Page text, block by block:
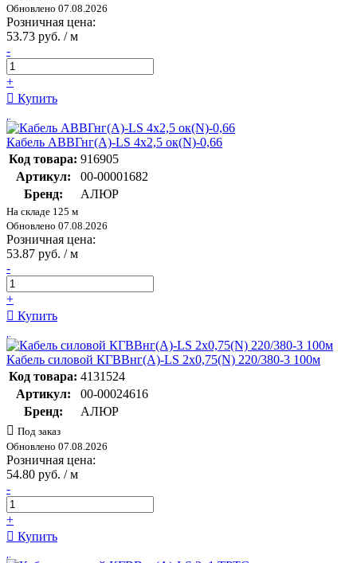
Обновлено 07.08.2026
Розничная цена:
53.73 руб. / м
-
+
Купить
Кабель АВВГнг(А)-LS 4х2,5 ок(N)-0,66
Код товара: 916905
Артикул:
00-00001682
Бренд:
АЛЮР
На складе 125 м
Обновлено 07.08.2026
Розничная цена:
53.87 руб. / м
-
+
Купить
Кабель силовой КГВВнг(А)-LS 2х0,75(N) 220/380-3 100м
Код товара: 4131524
Артикул:
00-00024616
Бренд:
АЛЮР
Под заказ
Обновлено 07.08.2026
Розничная цена:
54.80 руб. / м
-
+
Купить